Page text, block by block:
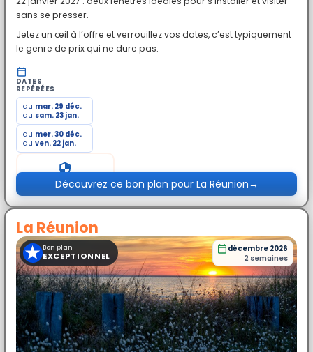
sans se presser.
Jetez un œil à l’offre et verrouillez vos dates, c’est typiquement
le genre de prix qui ne dure pas.
DATES
REPÉRÉES
du mar. 29 déc.
au sam. 23 jan.
du mer. 30 déc.
au ven. 22 jan.
Prix exceptionnel
Découvrez ce bon plan pour La Réunion→
La Réunion
décembre 2026
2 semaines
★Bon plan
EXCEPTIONNEL